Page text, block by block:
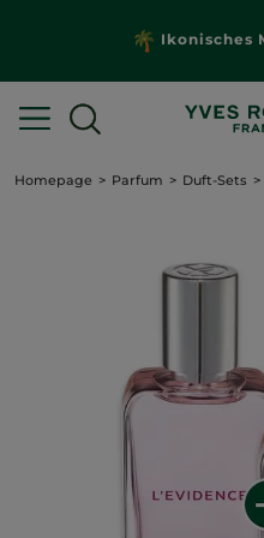
Ikonisches
Homepage Parfum Duft-Sets